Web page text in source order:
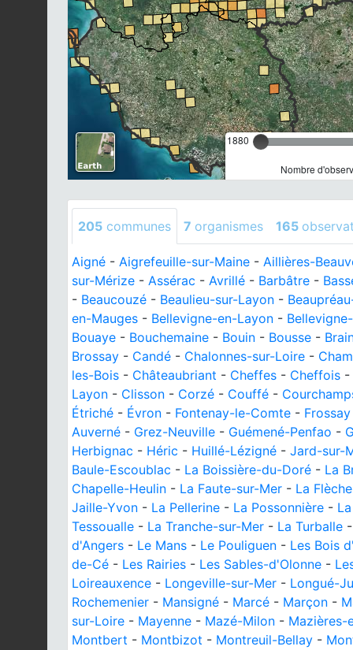
1880
Nombre
205 communes 7 organismes 165
Aigné - Aigrefeuille-sur-Maine - Aillières-
sur-Mérize - Assérac - Avrillé - Barbâtre -
- Beaucouzé - Beaulieu-sur-Layon -
en-Mauges - Bellevigne-en-Layon -
Bouaye - Bouchemaine - Bouin - Bousse -
Brossay - Candé - Chalonnes-sur-Loire -
les-Bois - Châteaubriant - Cheffes - Cheffois -
Layon - Clisson - Corzé - Couffé -
Étriché - Évron - Fontenay-le-Comte - Frossay
Auverné - Grez-Neuville - Guémené-Penfao -
Herbignac - Héric - Huillé-Lézigné - Jard-sur-
Baule-Escoublac - La Boissière-du-Doré - La
Chapelle-Heulin - La Faute-sur-Mer - La Flèche
Jaille-Yvon - La Pellerine - La Possonnière -
Tessoualle - La Tranche-sur-Mer - La Turballe
d'Angers - Le Mans - Le Pouliguen - Les Bois
de-Cé - Les Rairies - Les Sables-d'Olonne -
Loireauxence - Longeville-sur-Mer - Longué-
Rochemenier - Mansigné - Marcé - Marçon -
sur-Loire - Mayenne - Mazé-Milon - Mazières-
Montbert - Montbizot - Montreuil-Bellay -